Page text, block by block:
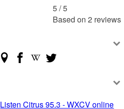
5 /5
Based on 2 reviews
Listen Citrus 95.3 - WXCV online